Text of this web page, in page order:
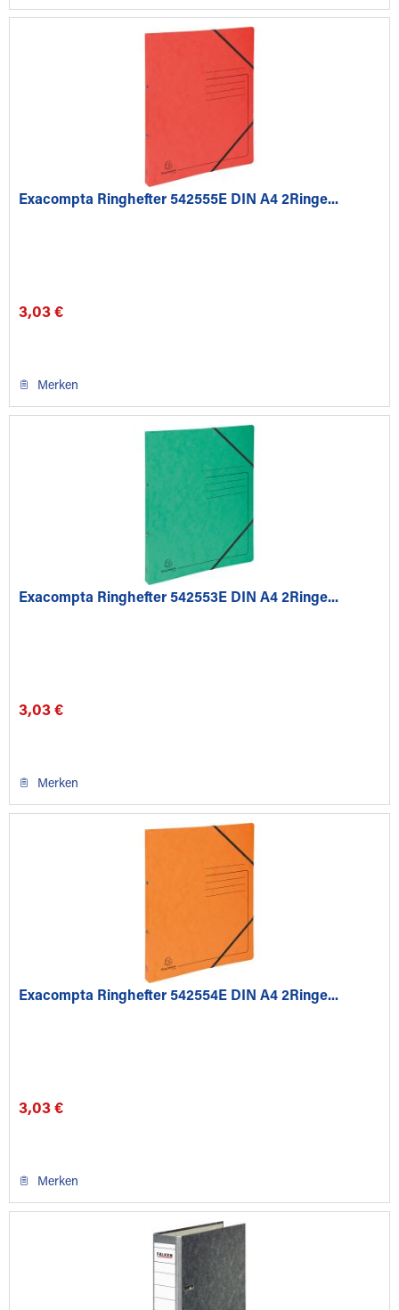
Exacompta Ringhefter 542555E DIN A4 2Ringe...
3,03 €
Merken
Exacompta Ringhefter 542553E DIN A4 2Ringe...
3,03 €
Merken
Exacompta Ringhefter 542554E DIN A4 2Ringe...
3,03 €
Merken